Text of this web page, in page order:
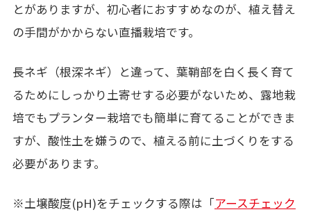
とがありますが、初心者におすすめなのが、植え替え
の手間がかからない直播栽培です。
長ネギ（根深ネギ）と違って、葉鞘部を白く長く育て
るためにしっかり土寄せする必要がないため、露地栽
培でもプランター栽培でも簡単に育てることができま
すが、酸性土を嫌うので、植える前に土づくりをする
必要があります。
※土壌酸度(pH)をチェックする際は「アースチェック